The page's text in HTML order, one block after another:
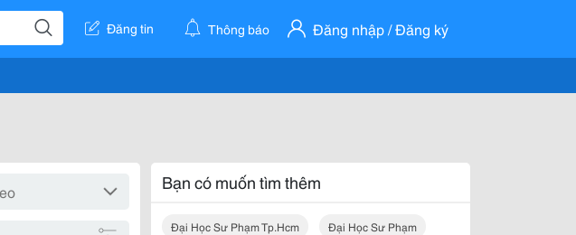
Đăng tin Thông báo Đăng nhập / Đăng ký
Bạn có muốn tìm thêm
Đại Học Sư Phạm Tp.hcm Đại Học Sư Phạm